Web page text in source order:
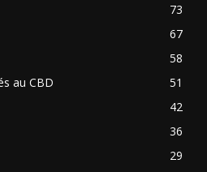
73
67
58
au CBD
51
42
36
29